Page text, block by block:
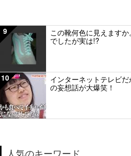
9
この靴何色に見えます
でしたが実は!?
10
インターネットテレビ
の妄想話が大爆笑！
人気のキーワード